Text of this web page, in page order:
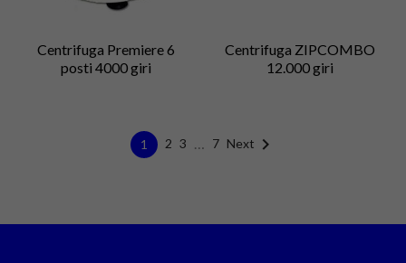
Centrifuga Premiere 6
posti 4000 giri
Centrifuga ZIPCOMBO
12.000 giri
1 2 3 … 7 Next 